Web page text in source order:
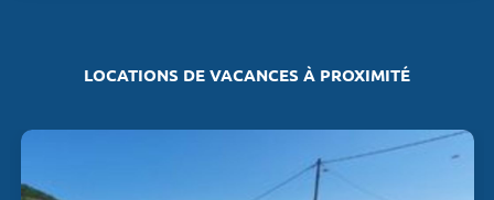
LOCATIONS DE VACANCES À PROXIMITÉ